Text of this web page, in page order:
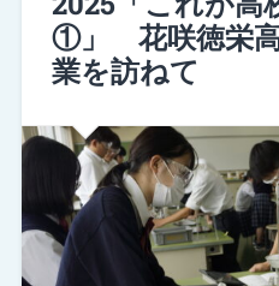
①」 花咲徳栄高
業を訪ねて